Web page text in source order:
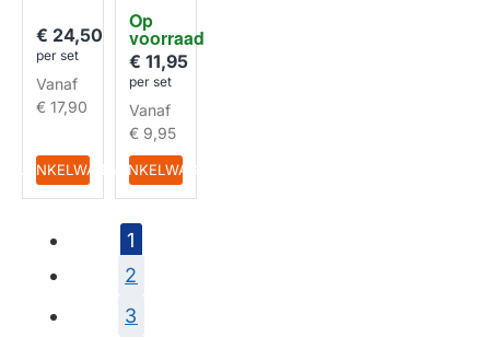
€ 24,50
per set
Vanaf
€ 17,90
IN WINKELWAGEN
HUISMERK
Op
voorraad
e
AFFCA
F16 (2-
pack)
€ 11,95
per set
Vanaf
€ 9,95
IN WINKELWAGEN
1
2
3